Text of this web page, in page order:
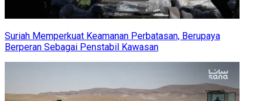
Suriah Memperkuat Keamanan Perbatasan, Berupaya
Berperan Sebagai Penstabil Kawasan